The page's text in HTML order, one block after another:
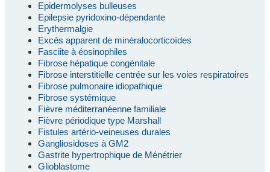
Epidermolyses bulleuses
Epilepsie pyridoxino-dépendante
Erythermalgie
Excès apparent de minéralocorticoïdes
Fasciite à éosinophiles
Fibrose hépatique congénitale
Fibrose interstitielle centrée sur les voies respiratoires
Fibrose pulmonaire idiopathique
Fibrose systémique
Fièvre méditerranéenne familiale
Fièvre périodique type Marshall
Fistules artério-veineuses durales
Gangliosidoses à GM2
Gastrite hypertrophique de Ménétrier
Glioblastome